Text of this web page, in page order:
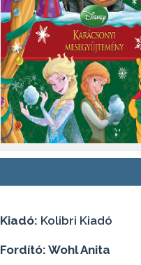
Kiadó: Kolibri Kiadó
Fordító: Wohl Anita